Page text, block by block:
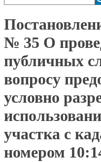
№ 35 О
публичных
вопросу
условно
участка с
номером